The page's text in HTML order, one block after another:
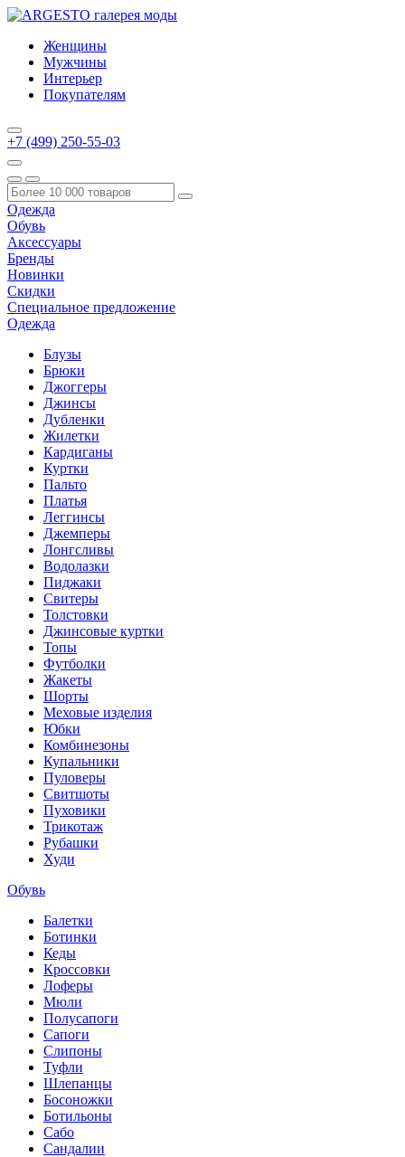
Женщины
Мужчины
Интерьер
Покупателям
+7 (499) 250-55-03
Одежда
Обувь
Аксессуары
Бренды
Новинки
Скидки
Специальное предложение
Одежда
Блузы
Брюки
Джоггеры
Джинсы
Дубленки
Жилетки
Кардиганы
Куртки
Пальто
Платья
Леггинсы
Джемперы
Лонгсливы
Водолазки
Пиджаки
Свитеры
Толстовки
Джинсовые куртки
Топы
Футболки
Жакеты
Шорты
Меховые изделия
Юбки
Комбинезоны
Купальники
Пуловеры
Свитшоты
Пуховики
Трикотаж
Рубашки
Худи
Обувь
Балетки
Ботинки
Кеды
Кроссовки
Лоферы
Мюли
Полусапоги
Сапоги
Слипоны
Туфли
Шлепанцы
Босоножки
Ботильоны
Сабо
Сандалии